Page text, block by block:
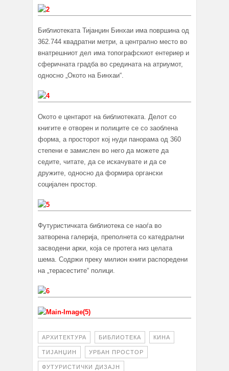
Библиотеката Тијанџин Бинхаи има површина од
362.744 квадратни метри, а централно место во
внатрешниот дел има топографскиот ентериер и
сферичната градба во средината на атриумот,
односно „Окото на Бинхаи“.
Окото е центарот на библиотеката. Делот со
книгите е отворен и полиците се со заоблена
форма, а просторот кој нуди панорама од 360
степени е замислен во него да можете да
седите, читате, да се искачувате и да се
дружите, односно да формира органски
социјален простор.
Футуристичката библиотека се наоѓа во
затворена галерија, преполнета со катедрални
засводени арки, која се протега низ целата
шема. Содржи преку милион книги распоредени
на „терасестите“ полици.
АРХИТЕКТУРА БИБЛИОТЕКА КИНА
ТИЈАНЏИН УРБАН ПРОСТОР
ФУТУРИСТИЧКИ ДИЗАЈН